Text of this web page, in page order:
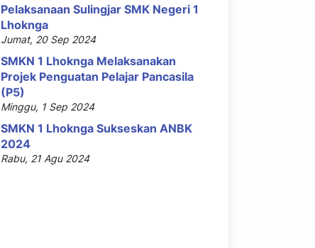
Pelaksanaan Sulingjar SMK Negeri 1
Lhoknga
Jumat, 20 Sep 2024
SMKN 1 Lhoknga Melaksanakan
Projek Penguatan Pelajar Pancasila
(P5)
Minggu, 1 Sep 2024
SMKN 1 Lhoknga Sukseskan ANBK
2024
Rabu, 21 Agu 2024